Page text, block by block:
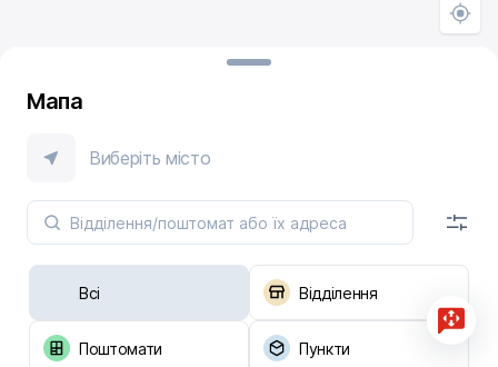
Мапа
Виберіть місто
Всі Відділення
Поштомати Пункти